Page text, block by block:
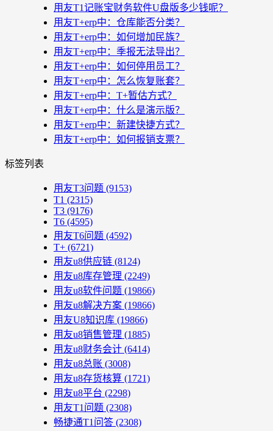
用友T1记账宝财务软件U盘版多少钱呢？
用友T+erp中：仓库能否分类？
用友T+erp中：如何增加民族？
用友T+erp中：季报无法导出？
用友T+erp中：如何停用员工？
用友T+erp中：怎么恢复账套？
用友T+erp中：T+暂估方式？
用友T+erp中：什么是演示版？
用友T+erp中：新建快捷方式？
用友T+erp中：如何报销支票？
标签列表
用友T3问题 (9153)
T1 (2315)
T3 (9176)
T6 (4595)
用友T6问题 (4592)
T+ (6721)
用友u8供应链 (8124)
用友u8库存管理 (2249)
用友u8软件问题 (19866)
用友u8解决方案 (19866)
用友U8知识库 (19866)
用友u8销售管理 (1885)
用友u8财务会计 (6414)
用友u8总账 (3008)
用友u8存货核算 (1721)
用友u8平台 (2298)
用友T1问题 (2308)
畅捷通T1问答 (2308)